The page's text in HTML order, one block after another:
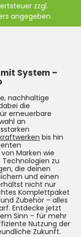
zzgl.
angegeben.
System –
nachhaltige
die
erneuerbare
an
bis hin
Marken wie
Technologien zu
die deinen
und einen
nicht nur
Komplettpaket
Zubehör – alles
Entdecke jetzt
Sinn – für mehr
Nutzung der
Zukunft.